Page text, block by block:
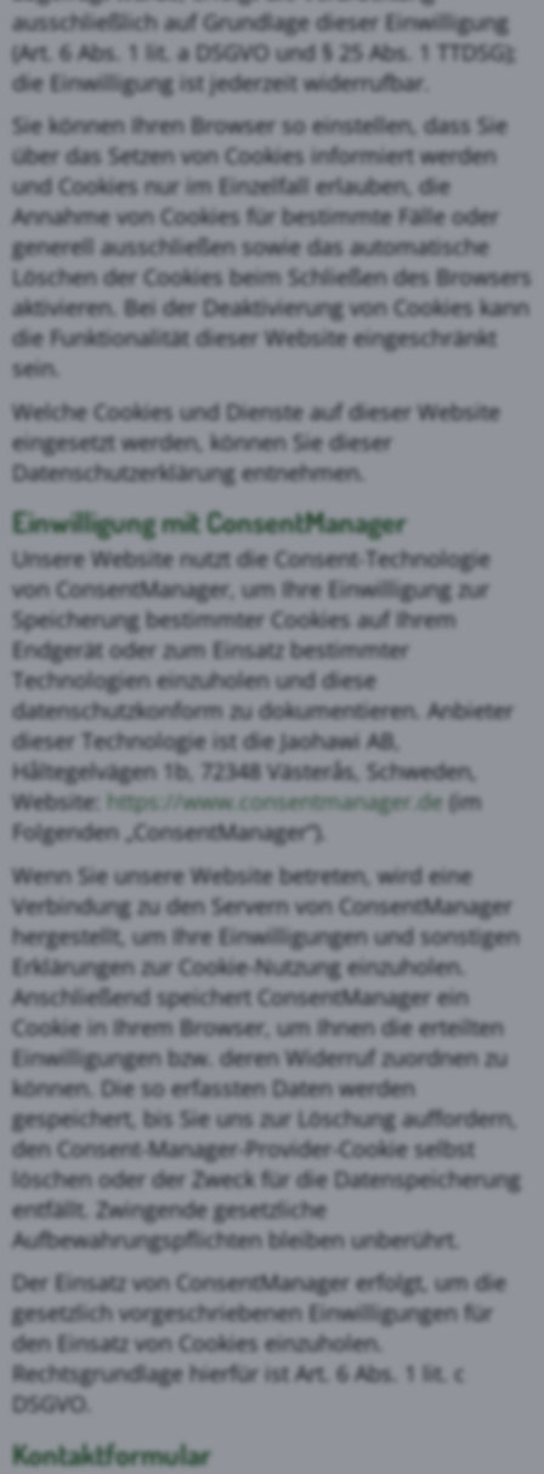
ausschließlich auf Grundlage dieser Einwilligung
(Art. 6 Abs. 1 lit. a DSGVO und § 25 Abs. 1 TTDSG);
die Einwilligung ist jederzeit widerrufbar.
Sie können Ihren Browser so einstellen, dass Sie
über das Setzen von Cookies informiert werden
und Cookies nur im Einzelfall erlauben, die
Annahme von Cookies für bestimmte Fälle oder
generell ausschließen sowie das automatische
Löschen der Cookies beim Schließen des Browsers
aktivieren. Bei der Deaktivierung von Cookies kann
die Funktionalität dieser Website eingeschränkt
sein.
Welche Cookies und Dienste auf dieser Website
eingesetzt werden, können Sie dieser
Datenschutzerklärung entnehmen.
Einwilligung mit ConsentManager
Unsere Website nutzt die Consent-Technologie
von ConsentManager, um Ihre Einwilligung zur
Speicherung bestimmter Cookies auf Ihrem
Endgerät oder zum Einsatz bestimmter
Technologien einzuholen und diese
datenschutzkonform zu dokumentieren. Anbieter
dieser Technologie ist die Jaohawi AB,
Håltegelvägen 1b, 72348 Västerås, Schweden,
Website: https://www.consentmanager.de (im
Folgenden „ConsentManager“).
Wenn Sie unsere Website betreten, wird eine
Verbindung zu den Servern von ConsentManager
hergestellt, um Ihre Einwilligungen und sonstigen
Erklärungen zur Cookie-Nutzung einzuholen.
Anschließend speichert ConsentManager ein
Cookie in Ihrem Browser, um Ihnen die erteilten
Einwilligungen bzw. deren Widerruf zuordnen zu
können. Die so erfassten Daten werden
gespeichert, bis Sie uns zur Löschung auffordern,
den Consent-Manager-Provider-Cookie selbst
löschen oder der Zweck für die Datenspeicherung
entfällt. Zwingende gesetzliche
Aufbewahrungspflichten bleiben unberührt.
Der Einsatz von ConsentManager erfolgt, um die
gesetzlich vorgeschriebenen Einwilligungen für
den Einsatz von Cookies einzuholen.
Rechtsgrundlage hierfür ist Art. 6 Abs. 1 lit. c
DSGVO.
Kontaktformular